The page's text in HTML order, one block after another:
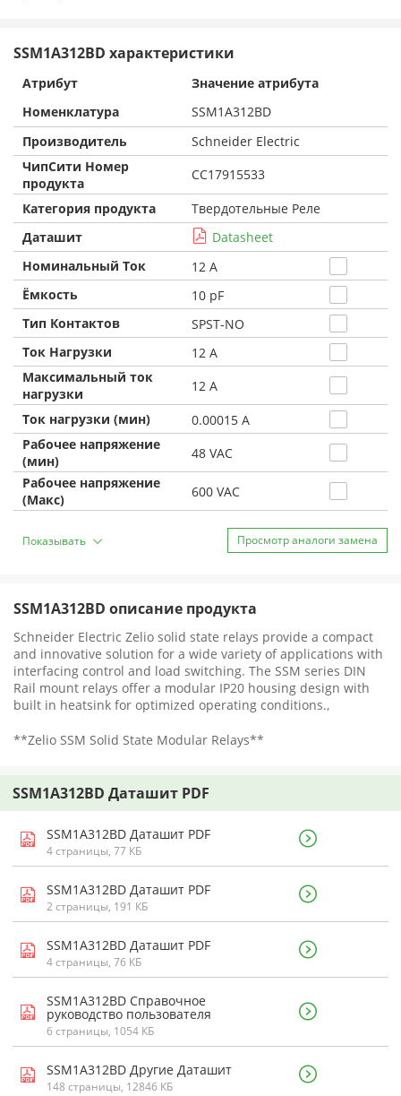
SSM1A312BD характеристики
Атрибут
Значение атрибута
Номенклатура
SSM1A312BD
Производитель
Schneider Electric
ЧипСити Номер
продукта
CC17915533
Категория продукта
Твердотельные Реле
Даташит
Datasheet
Номинальный Ток
12 A
Ёмкость
10 pF
Тип Контактов
SPST-NO
Ток Нагрузки
12 A
Максимальный ток
нагрузки
12 A
Ток нагрузки (мин)
0.00015 A
Рабочее напряжение
(мин)
48 VAC
Рабочее напряжение
(Макс)
600 VAC
Показывать Просмотр аналоги замена
SSM1A312BD описание продукта
Schneider Electric Zelio solid state relays provide a compact
and innovative solution for a wide variety of applications with
interfacing control and load switching. The SSM series DIN
Rail mount relays offer a modular IP20 housing design with
built in heatsink for optimized operating conditions.,
**Zelio SSM Solid State Modular Relays**
SSM1A312BD Даташит PDF
SSM1A312BD Даташит PDF
4 страницы, 77 КБ
SSM1A312BD Даташит PDF
2 страницы, 191 КБ
SSM1A312BD Даташит PDF
4 страницы, 76 КБ
SSM1A312BD Справочное
руководство пользователя
6 страницы, 1054 КБ
SSM1A312BD Другие Даташит
148 страницы, 12846 КБ